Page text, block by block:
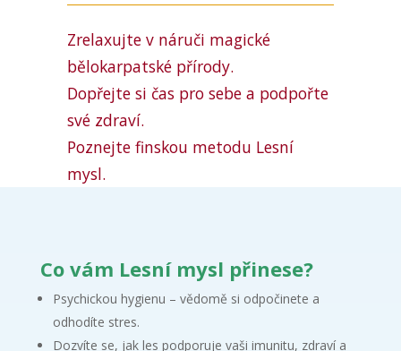
Zrelaxujte v náruči magické
bělokarpatské přírody.
Dopřejte si čas pro sebe a podpořte
své zdraví.
Poznejte finskou metodu Lesní
mysl.
Co vám Lesní mysl přinese?
Psychickou hygienu – vědomě si odpočinete a
odhodíte stres.
Dozvíte se, jak les podporuje vaši imunitu, zdraví a